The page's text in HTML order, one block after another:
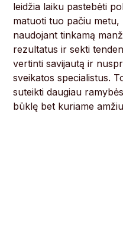
leidžia laiku pastebėti
matuoti tuo pačiu
naudojant tinkamą
rezultatus ir sekti
vertinti savijautą ir
sveikatos specialistus.
suteikti daugiau
būklę bet kuriame